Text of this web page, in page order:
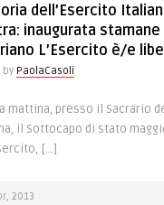
dell’Esercito
inaugurata stamane
L’Esercito è/e
by PaolaCasoli
mattina, presso il Sacrario
il Sottocapo di stato
[…]
2013